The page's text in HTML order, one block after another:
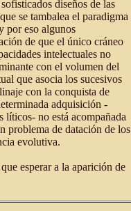
diseños de las
se tambalea el paradigma
por eso algunos
de que el único cráneo
intelectuales no
con el volumen del
que asocia los sucesivos
con la conquista de
adquisición -
no está acompañada
problema de datación de los
evolutiva.
esperar a la aparición de